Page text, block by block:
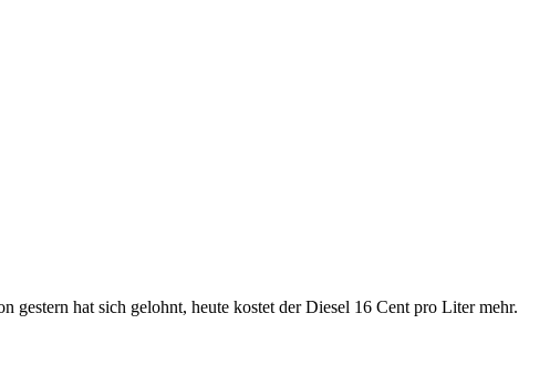
hat sich gelohnt, heute kostet der Diesel 16 Cent pro Liter mehr.